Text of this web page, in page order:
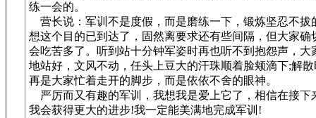
练一会的。
营长说：军训不是度假，而是磨练一下，锻炼坚忍不拔
想这个目的已到达了，固然离要求还有些间隔，但大家确
会吃苦多了。听到站十分钟军姿时再也听不到抱怨声，大
地站好，文风不动，任头上豆大的汗珠顺着脸颊滴下;解
再是大家忙着走开的脚步，而是依依不舍的眼神。
严厉而又有趣的军训，我想我是爱上它了，相信在接下
我会获得更大的进步!我一定能美满地完成军训!